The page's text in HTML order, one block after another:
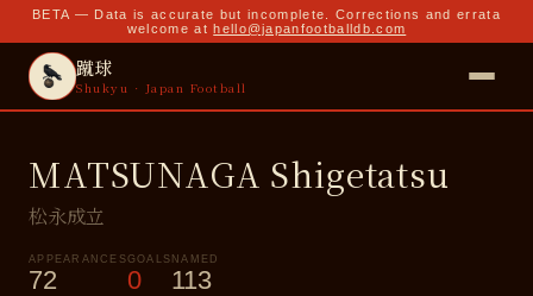
BETA — Data is accurate but incomplete. Corrections and errata
welcome at hello@japanfootballdb.com
蹴球
Shukyu · Japan Football
MATSUNAGA Shigetatsu
松永成立
APPEARANCES
72
GOALS
0
NAMED
113